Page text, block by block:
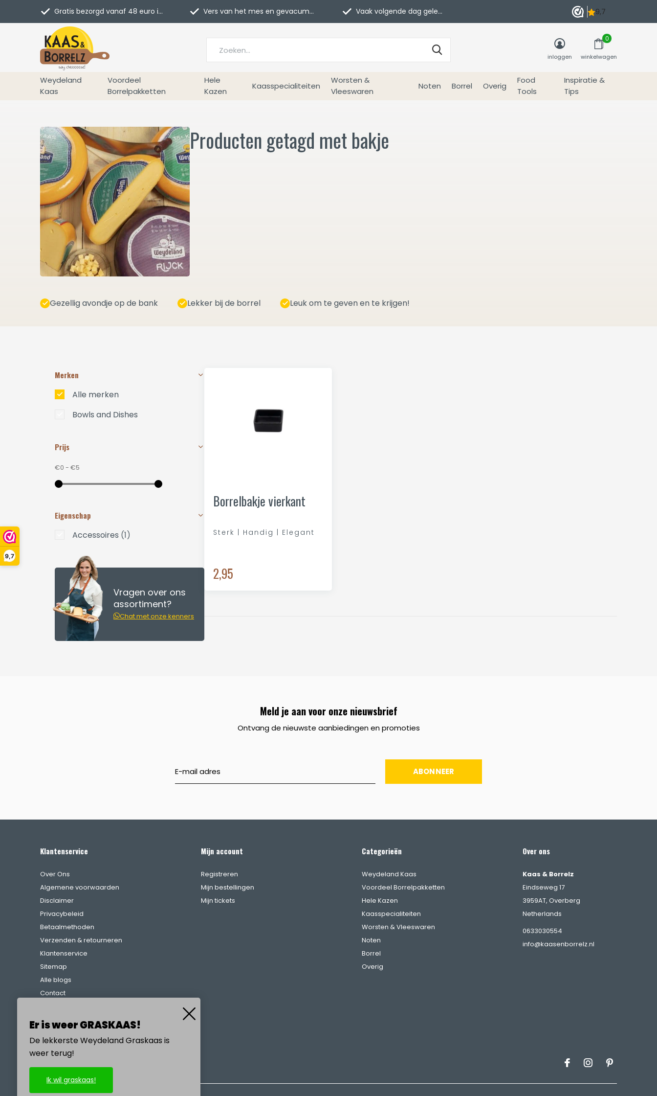
9,7
Weydeland
Kaas
Voordeel
Borrelpakketten
Hele
Kazen
Kaasspecialiteiten
Worsten &
Vleeswaren
Noten Borrel Overig
Food
Tools
Inspiratie &
Tips
inloggen winkelwagen
0
Gratis bezorgd vanaf 48 euro in NL Vers van het mes en gevacumeerd Vaak volgende dag geleverd
Producten getagd met bakje
Gezellig avondje op de bank Lekker bij de borrel Leuk om te geven en te krijgen!
Borrelbakje vierkant
Sterk | Handig | Elegant
2,95
Merken
Alle merken
Bowls and Dishes
Prijs
€0 - €5
Eigenschap
Accessoires (1)
Vragen over ons
assortiment?
Chat met onze kenners
Meld je aan voor onze nieuwsbrief
Ontvang de nieuwste aanbiedingen en promoties
ABONNEER
Klantenservice
Over Ons
Algemene voorwaarden
Disclaimer
Privacybeleid
Betaalmethoden
Verzenden & retourneren
Klantenservice
Sitemap
Alle blogs
Contact
Referenties
Mijn account
Registreren
Mijn bestellingen
Mijn tickets
Categorieën
Weydeland Kaas
Voordeel Borrelpakketten
Hele Kazen
Kaasspecialiteiten
Worsten & Vleeswaren
Noten
Borrel
Overig
Over ons
Kaas & Borrelz
Eindseweg 17
3959AT, Overberg
Netherlands
0633030554
info@kaasenborrelz.nl
Er is weer GRASKAAS!
De lekkerste Weydeland Graskaas is
weer terug!
Ik wil graskaas!